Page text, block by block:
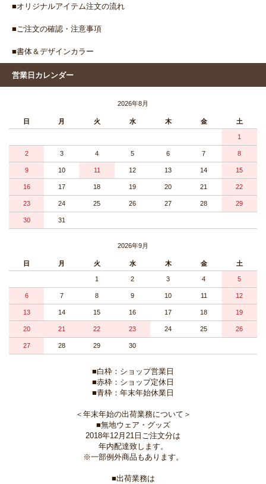
■オリジナルアイテム注文の流れ
■ご注文の確認・注意事項
■書体＆デザインカラー
営業日カレンダー
2026年8月
日 月 火 水 木 金 土
1
2 3 4 5 6 7 8
9 10 11 12 13 14 15
16 17 18 19 20 21 22
23 24 25 26 27 28 29
30 31
2026年9月
日 月 火 水 木 金 土
1 2 3 4 5
6 7 8 9 10 11 12
13 14 15 16 17 18 19
20 21 22 23 24 25 26
27 28 29 30
■白枠：ショップ営業日
■赤枠：ショップ定休日
■青枠：年末年始休業日
＜年末年始の出荷業務について＞
■無地ウェア・グッズ
2018年12月21日ご注文分は
年内配達致します。
※一部例外商品もあります。
■出荷業務は